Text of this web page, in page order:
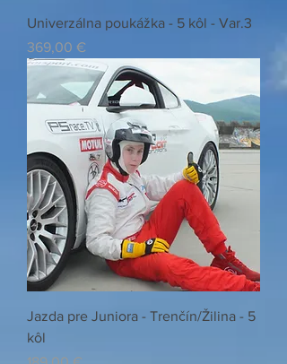
Univerzálna poukážka - 5 kôl - Var.3
Preis
369,00 €
Jazda pre Juniora - Trenčín/Žilina - 5
kôl
Preis